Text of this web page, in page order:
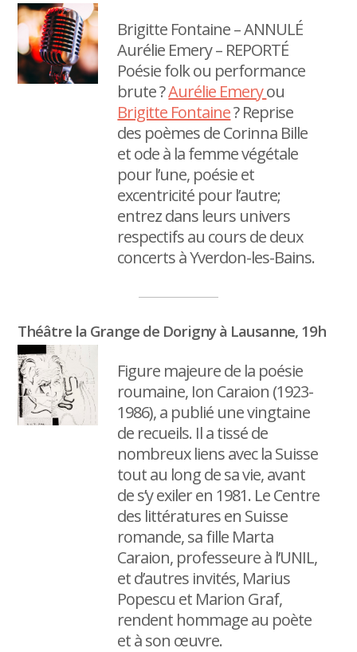
Brigitte Fontaine – ANNULÉ
Aurélie Emery – REPORTÉ
Poésie folk ou performance
brute ?Aurélie Emeryou
Brigitte Fontaine? Reprise
des poèmes de Corinna Bille
et ode à la femme végétale
pour l’une, poésie et
excentricité pour l’autre;
entrez dans leurs univers
respectifs au cours de deux
concerts à Yverdon-les-Bains.
Théâtre la Grange de Dorigny à Lausanne, 19h
Figure majeure de la poésie
roumaine, Ion Caraion (1923-
1986), a publié une vingtaine
de recueils. Il a tissé de
nombreux liens avec la Suisse
tout au long de sa vie, avant
de s’y exiler en 1981. Le Centre
des littératures en Suisse
romande, sa fille Marta
Caraion, professeure à l’UNIL,
et d’autres invités, Marius
Popescu et Marion Graf,
rendent hommage au poète
et à son œuvre.